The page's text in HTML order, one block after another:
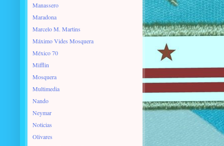
Manassero
Maradona
Marcelo M. Martins
Máximo Vides Mosquera
México 70
Mifflin
Mosquera
Multimedia
Nando
Neymar
Noticias
Olivares